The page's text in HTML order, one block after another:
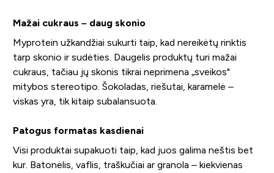
Mažai cukraus – daug skonio
Myprotein užkandžiai sukurti taip, kad nereikėtų rinktis
tarp skonio ir sudėties. Daugelis produktų turi mažai
cukraus, tačiau jų skonis tikrai neprimena „sveikos"
mitybos stereotipo. Šokoladas, riešutai, karamelė –
viskas yra, tik kitaip subalansuota.
Patogus formatas kasdienai
Visi produktai supakuoti taip, kad juos galima neštis bet
kur. Batonėlis, vaflis, traškučiai ar granola – kiekvienas